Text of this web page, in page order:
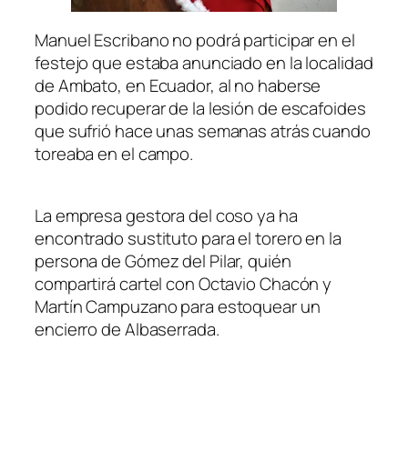
Manuel Escribano no podrá participar en el
festejo que estaba anunciado en la localidad
de Ambato, en Ecuador, al no haberse
podido recuperar de la lesión de escafoides
que sufrió hace unas semanas atrás cuando
toreaba en el campo.
La empresa gestora del coso ya ha
encontrado sustituto para el torero en la
persona de Gómez del Pilar, quién
compartirá cartel con Octavio Chacón y
Martín Campuzano para estoquear un
encierro de Albaserrada.